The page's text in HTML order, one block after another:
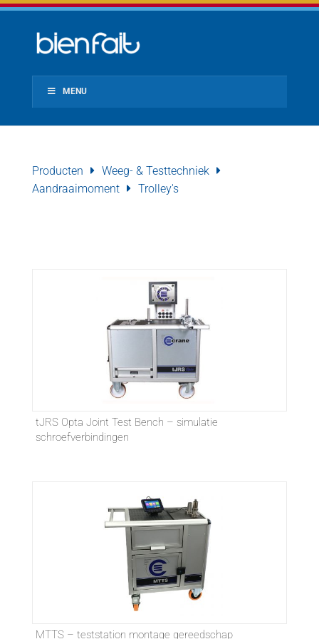
MENU
Producten
Weeg- & Testtechniek
Aandraaimoment
Trolley's
tJRS Opta Joint Test Bench – simulatie
schroefverbindingen
MTTS – teststation montage gereedschap